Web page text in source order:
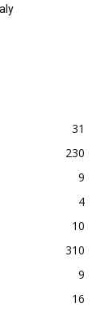
31
230
9
4
10
310
9
16